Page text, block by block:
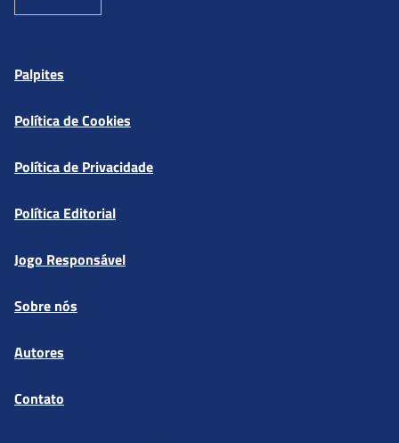
Palpites
Política de Cookies
Política de Privacidade
Política Editorial
Jogo Responsável
Sobre nós
Autores
Contato